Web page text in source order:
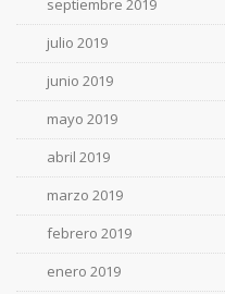
septiembre 2019
julio 2019
junio 2019
mayo 2019
abril 2019
marzo 2019
febrero 2019
enero 2019